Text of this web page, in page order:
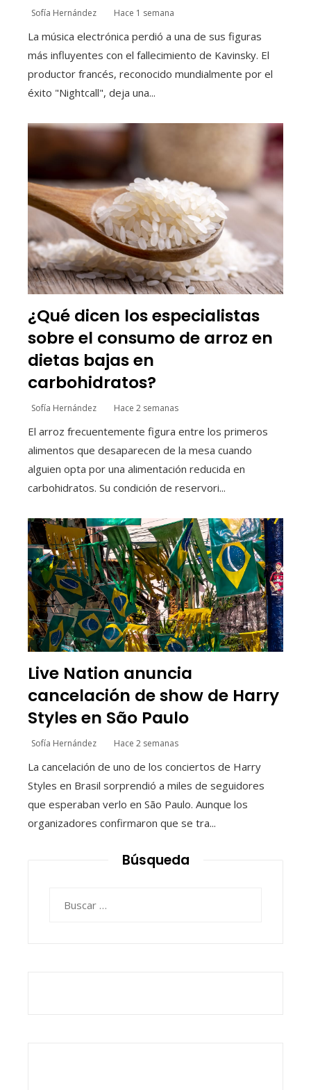
Sofía Hernández Hace 1 semana
La música electrónica perdió a una de sus figuras
más influyentes con el fallecimiento de Kavinsky. El
productor francés, reconocido mundialmente por el
éxito "Nightcall", deja una...
¿Qué dicen los especialistas
sobre el consumo de arroz en
dietas bajas en
carbohidratos?
Sofía Hernández Hace 2 semanas
El arroz frecuentemente figura entre los primeros
alimentos que desaparecen de la mesa cuando
alguien opta por una alimentación reducida en
carbohidratos. Su condición de reservori...
Live Nation anuncia
cancelación de show de Harry
Styles en São Paulo
Sofía Hernández Hace 2 semanas
La cancelación de uno de los conciertos de Harry
Styles en Brasil sorprendió a miles de seguidores
que esperaban verlo en São Paulo. Aunque los
organizadores confirmaron que se tra...
Búsqueda